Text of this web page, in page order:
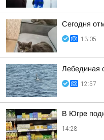
Сегодня
13:05
Лебединая
12:57
В Югре
14:28